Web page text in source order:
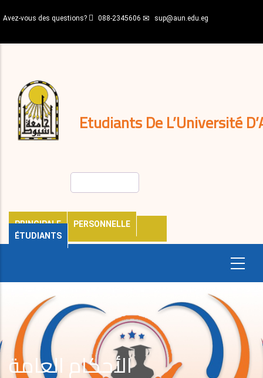
au
principal
Avez-vous des questions? 088-2345606 sup@aun.edu.eg
Etudiants De L’Université
PRINCIPALE
PERSONNELLE
ÉTUDIANTS
décisions
Expatriés
Journal
الأحكام العامة